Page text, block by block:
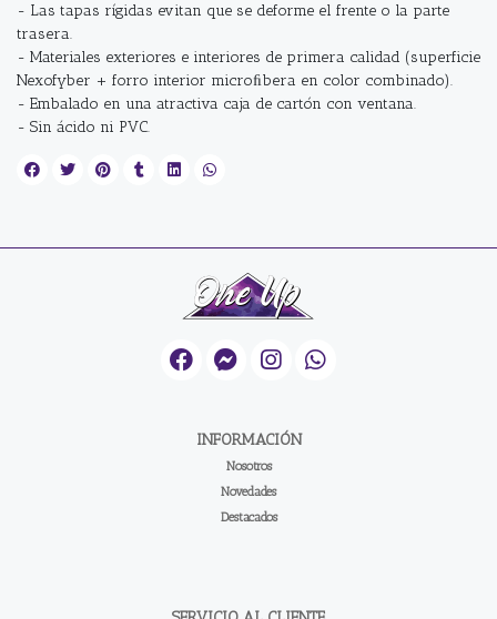
- Las tapas rígidas evitan que se deforme el frente o la parte
trasera.
- Materiales exteriores e interiores de primera calidad (superficie
Nexofyber + forro interior microﬁbera en color combinado).
- Embalado en una atractiva caja de cartón con ventana.
- Sin ácido ni PVC.
INFORMACIÓN
Nosotros
Novedades
Destacados